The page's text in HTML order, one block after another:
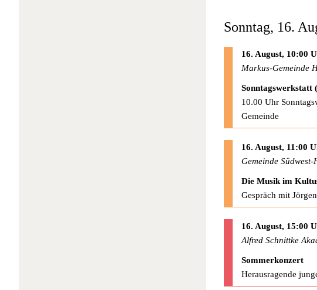
Sonntag, 16.
16. August, 10:00
Markus-Gemeinde
Sonntagswerkstatt
10.00 Uhr
Gemeinde
16. August, 11:00
Gemeinde Südwest-
Die Musik im
Gespräch mit
16. August, 15:00
Alfred Schnittke
Sommerkonzert
Herausragende